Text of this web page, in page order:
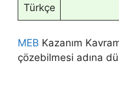
Türkçe
MEB Kazanım
çözebilmesi adına